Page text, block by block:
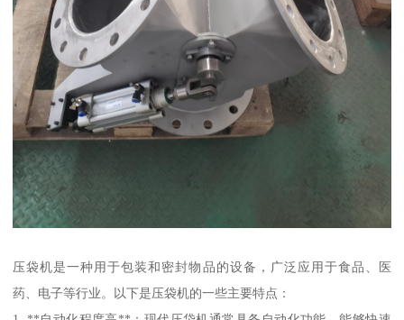
压袋机是一种用于包装和密封物品的设备，广泛应用于食品、医
药、电子等行业。以下是压袋机的一些主要特点：